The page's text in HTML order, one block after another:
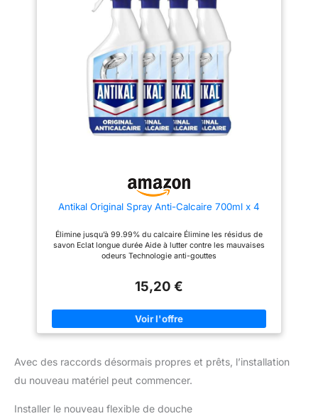
une hygiène irréprochable et
pour nettoyer tous les résidus
de calcaire et de savon Son
parfum aux notes florales a une
odeur non agressive et laisse
une agréable sensation de
propreté et de fraîcheur Cif
s'engage pour la planète en
proposant un nettoyant multi-
usages efficace tout en
respectant le cahier des
charges Ecolabel
MULTI-SURFACES : Expert du
nettoyage, le spray Anti-
Calcaire Starwax est efficace
sur la céramique, la résine, la
porcelaine, l'acrylique, le
carrelage et ses joints, le verre,
le plastique, l'inox et bien
d'autres surfaces. PULVÉRISEZ,
NETTOYEZ, RINCEZ : Après
l'utilisation de la douche,
pulvérisez à environ 20 cm de
la surface, laissez agir 1 min
maximum, puis nettoyez à
pour les perfectionnistes.
plastique vierge.
Antikal Original Spray Anti-Calcaire 700ml x 4
Élimine jusqu’à 99.99% du calcaire Élimine les résidus de
savon Eclat longue durée Aide à lutter contre les mauvaises
odeurs Technologie anti-gouttes
15,20 €
Avec des raccords désormais propres et prêts, l’installation
du nouveau matériel peut commencer.
Installer le nouveau flexible de douche